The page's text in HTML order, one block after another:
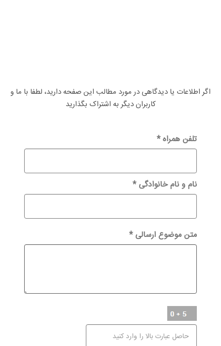
اگر اطلاعات یا دیدگاهی در مورد مطالب این صفحه دارید، لطفا با ما و
کاربران دیگر به اشتراک بگذارید
* تلفن همراه
* نام و نام خانوادگی
* متن موضوع ارسالی